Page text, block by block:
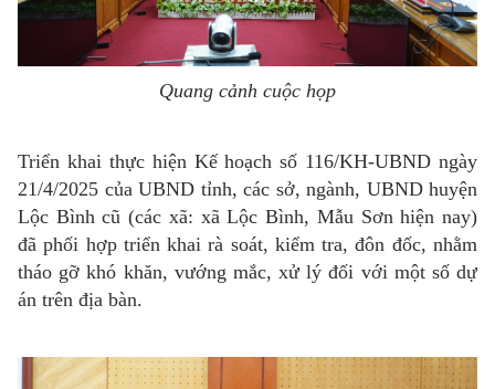
Quang cảnh cuộc họp
Triển khai thực hiện Kế hoạch số 116/KH-UBND ngày
21/4/2025 của UBND tỉnh, các sở, ngành, UBND huyện
Lộc Bình cũ (các xã: xã Lộc Bình, Mẫu Sơn hiện nay)
đã phối hợp triển khai rà soát, kiểm tra, đôn đốc, nhằm
tháo gỡ khó khăn, vướng mắc, xử lý đối với một số dự
án trên địa bàn.